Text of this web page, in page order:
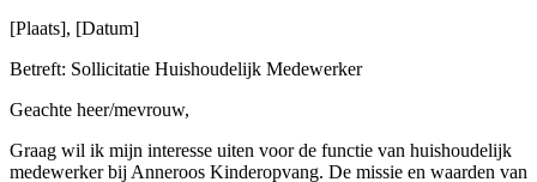
[Plaats], [Datum]
Betreft: Sollicitatie Huishoudelijk Medewerker
Geachte heer/mevrouw,
Graag wil ik mijn interesse uiten voor de functie van huishoudelijk
medewerker bij Anneroos Kinderopvang. De missie en waarden van